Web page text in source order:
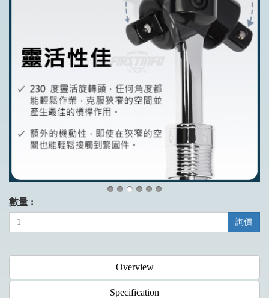
數量 :
詢價
Overview
Specification